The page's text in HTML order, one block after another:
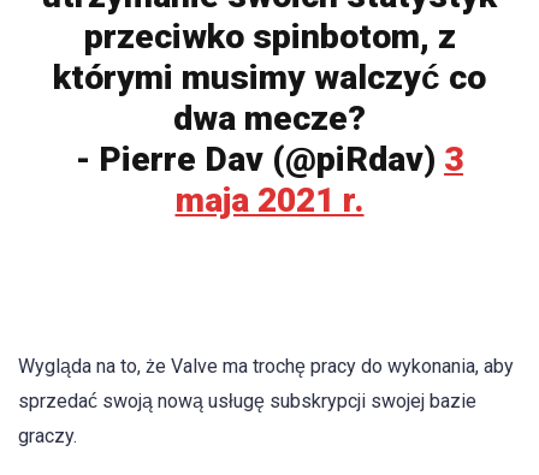
przeciwko spinbotom, z
którymi musimy walczyć co
dwa mecze?
- Pierre Dav (@piRdav) 3
maja 2021 r.
Wygląda na to, że Valve ma trochę pracy do wykonania, aby
sprzedać swoją nową usługę subskrypcji swojej bazie
graczy.